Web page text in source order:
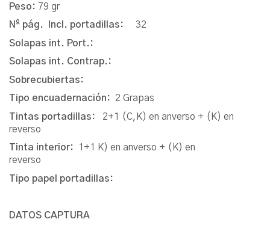
Peso: 79 gr
Nº pág. Incl. portadillas: 32
Solapas int. Port.:
Solapas int. Contrap.:
Sobrecubiertas:
Tipo encuadernación: 2 Grapas
Tintas portadillas: 2+1 (C,K) en anverso + (K) en
reverso
Tinta interior:
1+1 K) en anverso + (K) en
reverso
Tipo papel portadillas:
DATOS CAPTURA